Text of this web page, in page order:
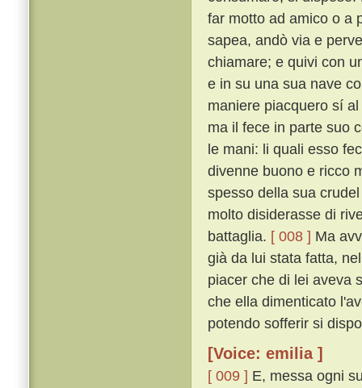
far motto ad amico o a
sapea, andò via e
chiamare; e quivi con
e in su una sua nave
maniere piacquero sí
ma il fece in parte suo
le mani: li quali esso
divenne buono e ricco
spesso della sua
molto disiderasse di
battaglia. [ 008 ] Ma
già da lui stata fatta,
piacer che di lei aveva
che ella dimenticato
potendo sofferir si
[Voice: emilia ]
[ 009 ] E, messa ogni